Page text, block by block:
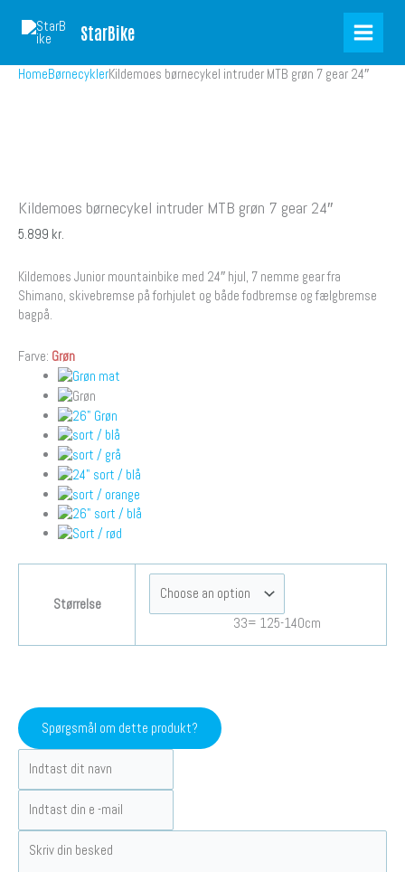
content
StarBike
HomeBørnecyklerKildemoes børnecykel intruder MTB grøn 7 gear 24″
24″
Kildemoes børnecykel intruder MTB grøn 7 gear 24″
5.899 kr.
Kildemoes Junior mountainbike med 24″ hjul, 7 nemme gear fra
Shimano, skivebremse på forhjulet og både fodbremse og fælgbremse
bagpå.
Farve: Grøn
Størrelse
33= 125-140cm
Spørgsmål om dette produkt?